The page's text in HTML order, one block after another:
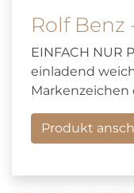
Rolf Benz
EINFACH NUR
einladend
Markenzeichen
Produkt